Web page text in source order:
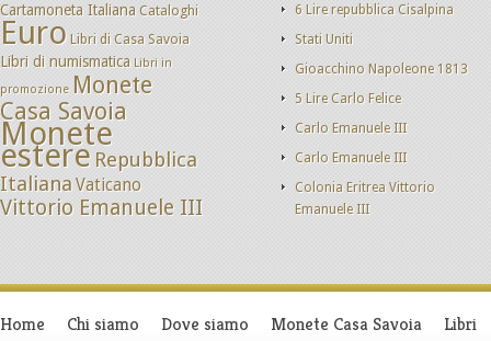
Cartamoneta Italiana Cataloghi
Euro Libri di Casa Savoia
Libri di numismatica Libri in
promozione Monete
Casa Savoia
Monete
estere Repubblica
ItalianaVaticano
Vittorio Emanuele III
6 Lire repubblica Cisalpina
Stati Uniti
Gioacchino Napoleone 1813
5 Lire Carlo Felice
Carlo Emanuele III
Carlo Emanuele III
Colonia Eritrea Vittorio
Emanuele III
Home Chi siamo Dove siamo Monete Casa Savoia Libri